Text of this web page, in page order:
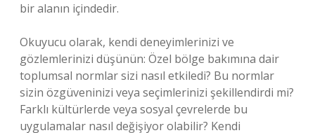
bir alanın içindedir.
Okuyucu olarak, kendi deneyimlerinizi ve
gözlemlerinizi düşünün: Özel bölge bakımına dair
toplumsal normlar sizi nasıl etkiledi? Bu normlar
sizin özgüveninizi veya seçimlerinizi şekillendirdi mi?
Farklı kültürlerde veya sosyal çevrelerde bu
uygulamalar nasıl değişiyor olabilir? Kendi